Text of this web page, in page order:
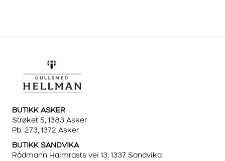
BUTIKK ASKER
Strøket 5, 1383 Asker
Pb. 273, 1372 Asker
BUTIKK SANDVIKA
Rådmann Halmrasts vei 13, 1337 Sandvika